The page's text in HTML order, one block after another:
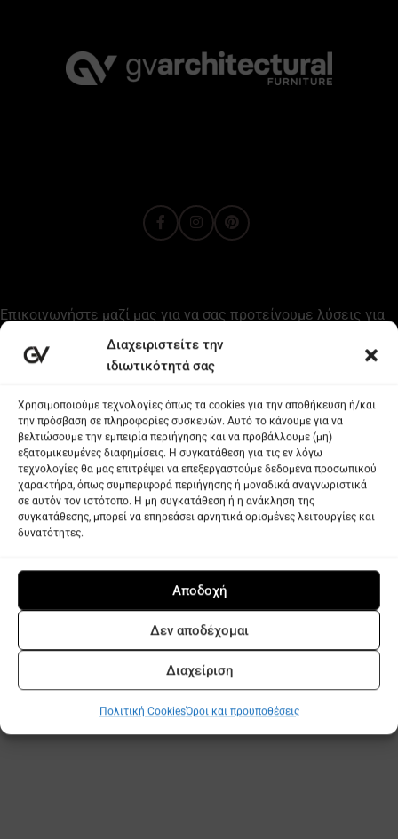
Όροι και προυποθέσεις
Επικοινωνήστε μαζί μας για να σας προτείνουμε λύσεις για
το χώρο σας ή τις ανάγκες του project σας.
Δείτε όλες τις προσφορές μας, εγγραφείτε στο Newsletter
μας ή δημιουργήστε ένα λογαριασμό B2B για επαγγελματίες
ή B2C για ιδιώτες!
ΧΡΗΣΙΜΕΣ ΠΛΗΡΟΦΟΡΙΕΣ
ΕΞΥΠΗΡΕΤΗΣΗ ΠΕΛΑΤΩΝ
ΣΥΛΛΟΓΕΣ
© gvfurniture 2015-2026 This site is protected by Turnstile Cloudfare
PolicyandTerms of Serviceapply.